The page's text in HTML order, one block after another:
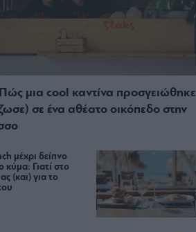
μια cool καντίνα προσγειώθηκε
σε ένα αθέατο οικόπεδο στην
μέχρι δείπνο
κύμα: Γιατί στο
(και) για το